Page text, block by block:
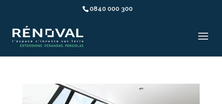
0840 000 300